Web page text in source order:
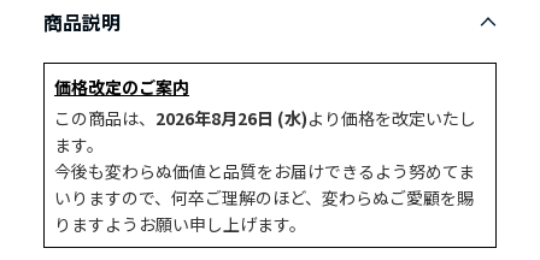
商品説明
価格改定のご案内
この商品は、 2026年8月26日 (水)より価格を改定いたし
ます。
今後も変わらぬ価値と品質をお届けできるよう努めてま
いりますので、何卒ご理解のほど、変わらぬご愛顧を賜
りますようお願い申し上げます。